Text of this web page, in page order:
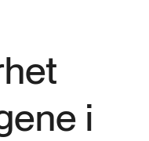
i